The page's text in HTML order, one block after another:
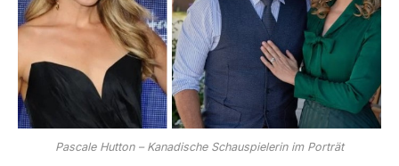
Pascale Hutton – Kanadische Schauspielerin im Porträt